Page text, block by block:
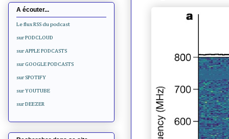
A écouter...
Le flux RSS du podcast
sur PODCLOUD
sur APPLE PODCASTS
sur GOOGLE PODCASTS
sur SPOTIFY
sur YOUTUBE
sur DEEZER